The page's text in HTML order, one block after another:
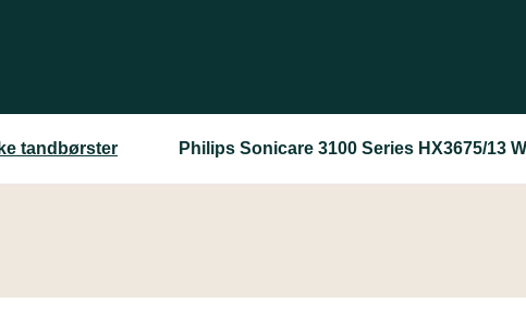
tandbørster Philips Sonicare 3100 Series HX3675/13